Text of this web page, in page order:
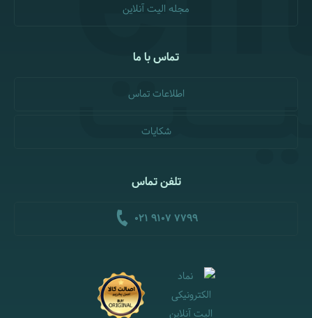
مجله الیت آنلاین
تماس با ما
اطلاعات تماس
شکایات
تلفن تماس
021 9107 7799